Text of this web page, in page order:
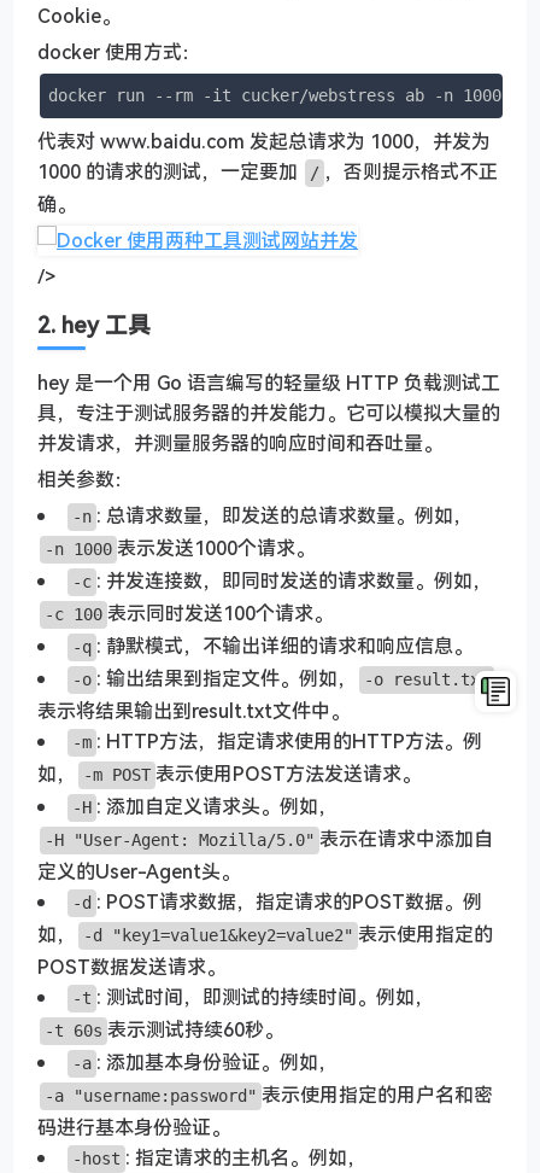
Cookie。
docker 使用方式：
docker run --rm -it cucker/webstress ab -n 1000 -c
代表对 www.baidu.com 发起总请求为 1000，并发为
1000 的请求的测试，一定要加
/ ，否则提示格式不正
确。
/>
2. hey 工具
hey 是一个用 Go 语言编写的轻量级 HTTP 负载测试工
具，专注于测试服务器的并发能力。它可以模拟大量的
并发请求，并测量服务器的响应时间和吞吐量。
相关参数：
-n : 总请求数量，即发送的总请求数量。例如，
-n 1000 表示发送1000个请求。
-c : 并发连接数，即同时发送的请求数量。例如，
-c 100 表示同时发送100个请求。
-q : 静默模式，不输出详细的请求和响应信息。
-o : 输出结果到指定文件。例如， -o result.txt
表示将结果输出到result.txt文件中。
-m : HTTP方法，指定请求使用的HTTP方法。例
如，
-m POST 表示使用POST方法发送请求。
-H : 添加自定义请求头。例如，
-H "User-Agent: Mozilla/5.0" 表示在请求中添加自
定义的User-Agent头。
-d : POST请求数据，指定请求的POST数据。例
如，
-d "key1=value1&key2=value2" 表示使用指定的
POST数据发送请求。
-t : 测试时间，即测试的持续时间。例如，
-t 60s 表示测试持续60秒。
-a : 添加基本身份验证。例如，
-a "username:password" 表示使用指定的用户名和密
码进行基本身份验证。
-host : 指定请求的主机名。例如，